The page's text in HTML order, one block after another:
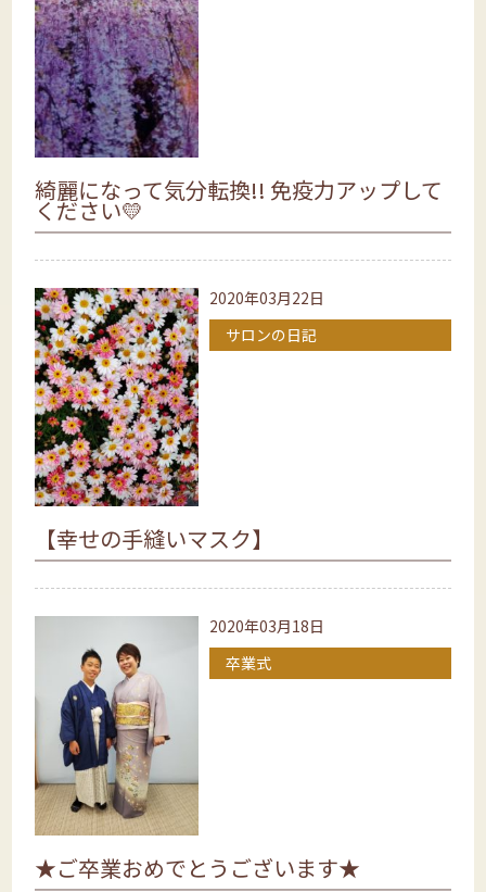
綺麗になって気分転換!! 免疫力アップして
ください💛
2020年03月22日
サロンの日記
【幸せの手縫いマスク】
2020年03月18日
卒業式
★ご卒業おめでとうございます★